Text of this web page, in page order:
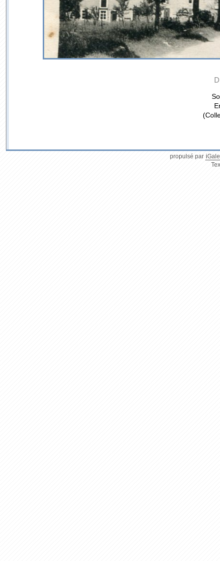
propulsé par